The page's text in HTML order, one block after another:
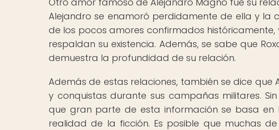
Alejandro se enamoró perdidamente de ella y la
de los pocos amores confirmados
respaldan su existencia. Además, se sabe que
demuestra la profundidad de su relación.
Además de estas relaciones, también se dice
y conquistas durante sus campañas militares.
que gran parte de esta información se basa en
realidad de la ficción. Es posible que muchas